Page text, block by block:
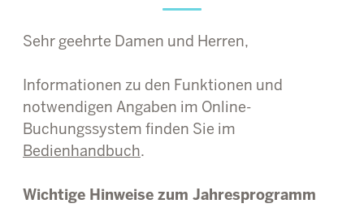
Sehr geehrte Damen und Herren,
Informationen zu den Funktionen und
notwendigen Angaben im Online-
Buchungssystem finden Sie im
Bedienhandbuch.
Wichtige Hinweise zum Jahresprogramm